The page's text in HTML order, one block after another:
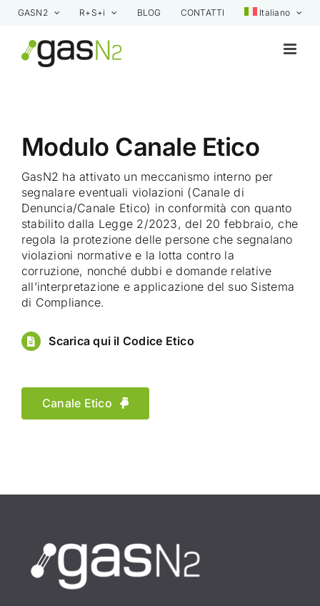
Skip
content
GASN2 R+S+i BLOG CONTATTI Italiano
Modulo Canale Etico
GasN2 ha attivato un meccanismo interno per
segnalare eventuali violazioni (Canale di
Denuncia/Canale Etico) in conformità con quanto
stabilito dalla Legge 2/2023, del 20 febbraio, che
regola la protezione delle persone che segnalano
violazioni normative e la lotta contro la
corruzione, nonché dubbi e domande relative
all’interpretazione e applicazione del suo Sistema
di Compliance.
Scarica qui il Codice Etico
Canale Etico